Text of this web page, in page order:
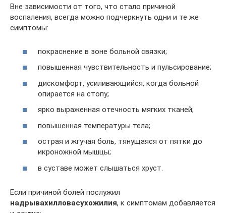
Вне зависимости от того, что стало причиной
воспаления, всегда можно подчеркнуть одни и те же
симптомы:
покраснение в зоне больной связки;
повышенная чувствительность и пульсирование;
дискомфорт, усиливающийся, когда больной
опирается на стопу;
ярко выраженная отечность мягких тканей;
повышенная температуры тела;
острая и жгучая боль, тянущаяся от пятки до
икроножной мышцы;
в суставе может слышаться хруст.
Если причиной болей послужил
надрывахилловасухожилия, к симптомам добавляется